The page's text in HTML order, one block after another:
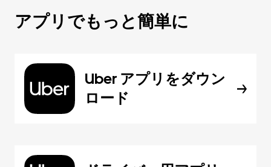
アプリでもっと簡単に
Uber アプリをダウン
ロード